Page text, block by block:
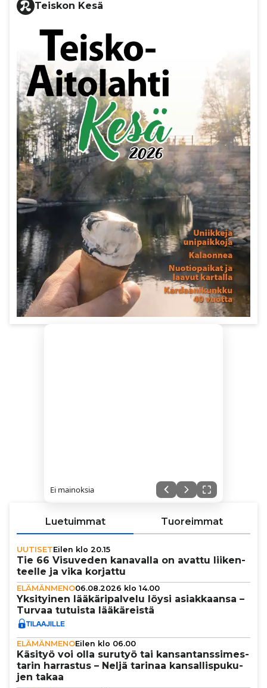
Teiskon Kesä
Ei mainoksia
Luetuimmat Tuoreimmat
UUTISETEilen klo 20.15
Tie 66 Visuveden kanavalla on avattu lii­ken­
teelle ja vika korjattu
ELÄMÄNMENO06.08.2026 klo 14.00
Yksi­tyi­nen lää­kä­ri­pal­velu löysi asi­ak­kaansa –
Turvaa tutuista lää­kä­reistä
ELÄMÄNMENOEilen klo 06.00
Käsityö voi olla surutyö tai kan­san­tans­si­mes­
ta­rin harrastus – Neljä tarinaa kan­sal­lis­pu­ku­
jen takaa